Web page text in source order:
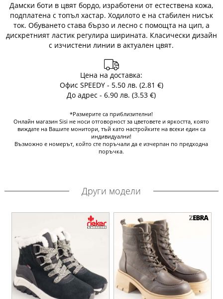
Дамски боти в цвят бордо, изработени от естествена кожа,
подплатена с топъл хастар. Ходилото е на стабилен нисък
ток. Обуването става бързо и лесно с помощта на цип, а
дискретният ластик регулира ширината. Класически дизайн
с изчистени линии в актуален цвят.
Цена на доставка:
Офис SPEEDY - 5.50 лв. (2.81 €)
До адрес - 6.90 лв. (3.53 €)
*Размерите са приблизителни!
Онлайн магазин Sisi не носи отговорност за цветовете и яркостта, която
виждате на Вашите монитори, тъй като настройките на всеки един са
индивидуални!
Възможно е номерът, който сте поръчали да е изчерпан по предходна
поръчка.
Други модели